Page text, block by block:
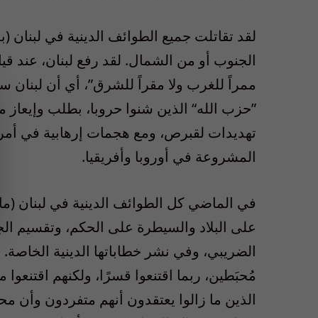
لقد تقاتلت جميع الطوائف الدينية في لبنان
الجنوب أو من الشمال. لقد رفع لبنان، عند
ممراً للغرب ولا مقراً للشرق”، أي أن لبنان
”حزب الله“ الذين شنوا حروبا، بطلب
تهديدات لقبرص، ومع هجمات إرهابية في
المشروعة في أوروبا وأفريقيا.
في الماضي كل الطوائف الدينية في لبنان
على البلاد والسيطرة على الحكم، وتقسيم
الضريبي، وفي نشر خطاباتها الدينية
مُحبَطين، ربما اقتنعوا قسرًا، ولكنهم
الذين ما زالوا يعتقدون أنهم متفردون وأن